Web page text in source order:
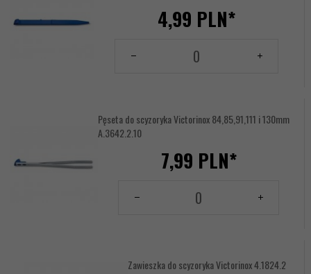
4,99 PLN*
Pęseta do scyzoryka Victorinox 84,85,91,111 i 130mm
A.3642.2.10
7,99 PLN*
Zawieszka do scyzoryka Victorinox 4.1824.2